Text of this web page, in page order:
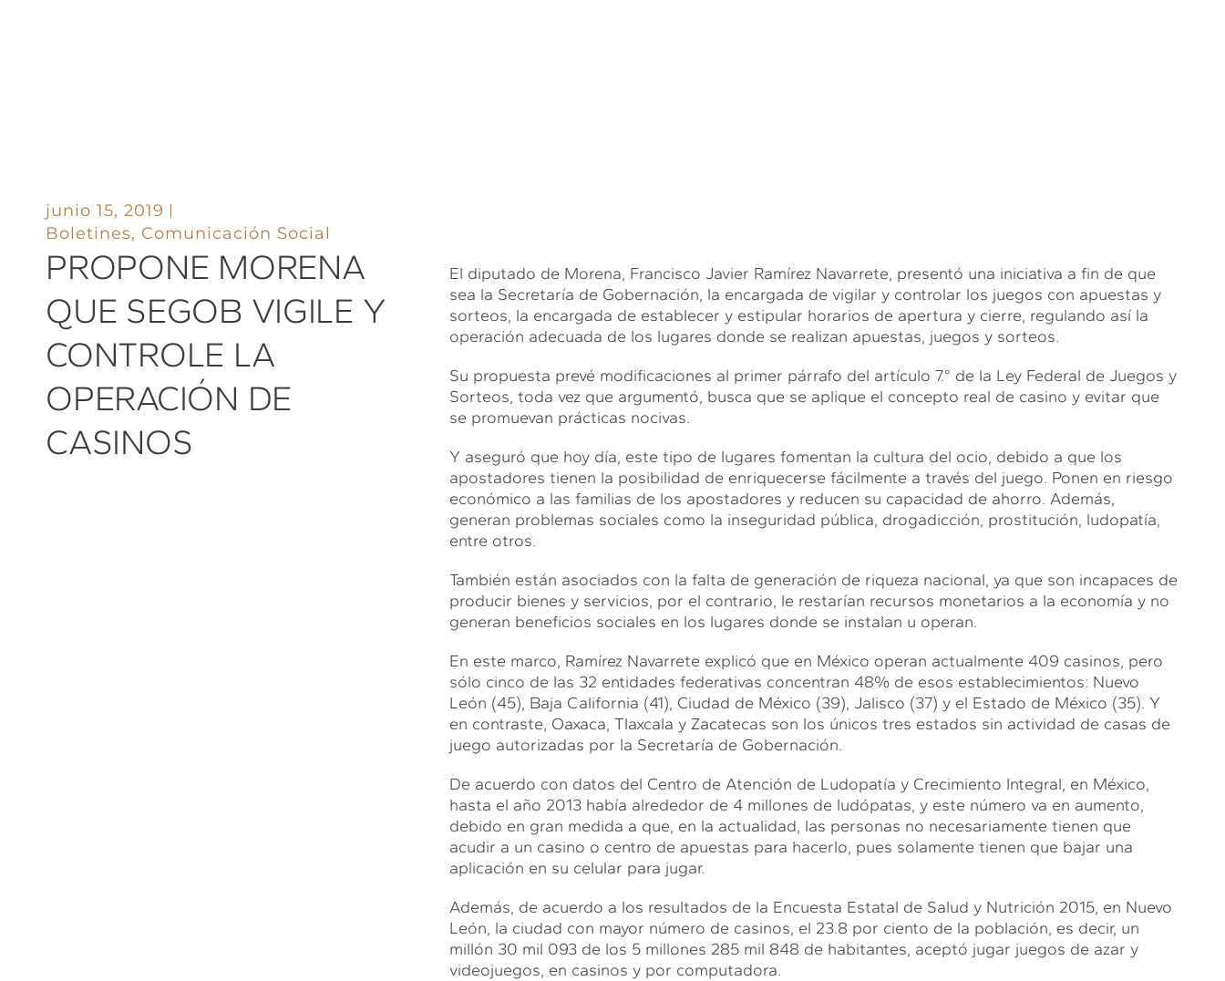
junio 15, 2019
Boletines, Comunicación Social
PROPONE MORENA
QUE SEGOB VIGILE Y
CONTROLE LA
OPERACIÓN DE
CASINOS
El diputado de Morena, Francisco Javier Ramírez Navarrete, presentó una iniciativa a fin de que
sea la Secretaría de Gobernación, la encargada de vigilar y controlar los juegos con apuestas y
sorteos, la encargada de establecer y estipular horarios de apertura y cierre, regulando así la
operación adecuada de los lugares donde se realizan apuestas, juegos y sorteos.
Su propuesta prevé modificaciones al primer párrafo del artículo 7.° de la Ley Federal de Juegos y
Sorteos, toda vez que argumentó, busca que se aplique el concepto real de casino y evitar que
se promuevan prácticas nocivas.
Y aseguró que hoy día, este tipo de lugares fomentan la cultura del ocio, debido a que los
apostadores tienen la posibilidad de enriquecerse fácilmente a través del juego. Ponen en riesgo
económico a las familias de los apostadores y reducen su capacidad de ahorro. Además,
generan problemas sociales como la inseguridad pública, drogadicción, prostitución, ludopatía,
entre otros.
También están asociados con la falta de generación de riqueza nacional, ya que son incapaces de
producir bienes y servicios, por el contrario, le restarían recursos monetarios a la economía y no
generan beneficios sociales en los lugares donde se instalan u operan.
En este marco, Ramírez Navarrete explicó que en México operan actualmente 409 casinos, pero
sólo cinco de las 32 entidades federativas concentran 48% de esos establecimientos: Nuevo
León (45), Baja California (41), Ciudad de México (39), Jalisco (37) y el Estado de México (35). Y
en contraste, Oaxaca, Tlaxcala y Zacatecas son los únicos tres estados sin actividad de casas de
juego autorizadas por la Secretaría de Gobernación.
De acuerdo con datos del Centro de Atención de Ludopatía y Crecimiento Integral, en México,
hasta el año 2013 había alrededor de 4 millones de ludópatas, y este número va en aumento,
debido en gran medida a que, en la actualidad, las personas no necesariamente tienen que
acudir a un casino o centro de apuestas para hacerlo, pues solamente tienen que bajar una
aplicación en su celular para jugar.
Además, de acuerdo a los resultados de la Encuesta Estatal de Salud y Nutrición 2015, en Nuevo
León, la ciudad con mayor número de casinos, el 23.8 por ciento de la población, es decir, un
millón 30 mil 093 de los 5 millones 285 mil 848 de habitantes, aceptó jugar juegos de azar y
videojuegos, en casinos y por computadora.